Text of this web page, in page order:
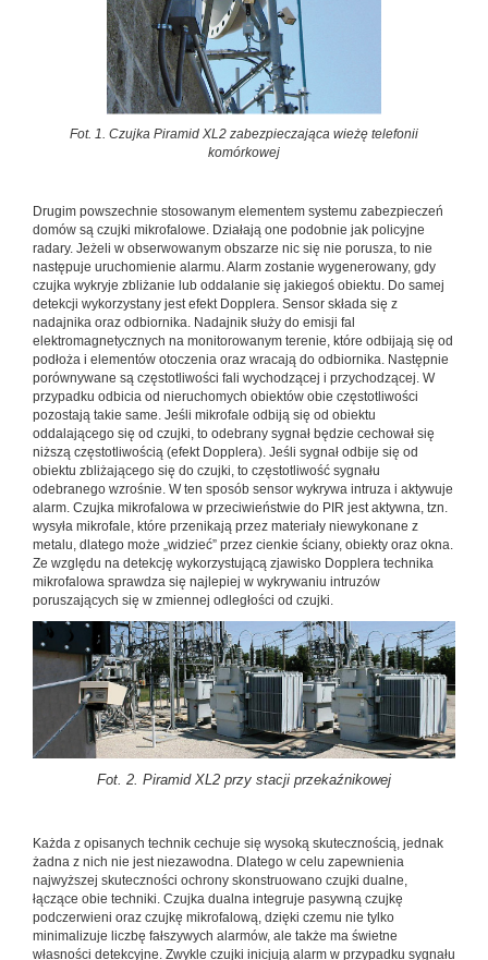
Fot. 1. Czujka Piramid XL2 zabezpieczająca wieżę telefonii
komórkowej
Drugim powszechnie stosowanym elementem systemu zabezpieczeń
domów są czujki mikrofalowe. Działają one podobnie jak policyjne
radary. Jeżeli w obserwowanym obszarze nic się nie porusza, to nie
następuje uruchomienie alarmu. Alarm zostanie wygenerowany, gdy
czujka wykryje zbliżanie lub oddalanie się jakiegoś obiektu. Do samej
detekcji wykorzystany jest efekt Dopplera. Sensor składa się z
nadajnika oraz odbiornika. Nadajnik służy do emisji fal
elektromagnetycznych na monitorowanym terenie, które odbijają się od
podłoża i elementów otoczenia oraz wracają do odbiornika. Następnie
porównywane są częstotliwości fali wychodzącej i przychodzącej. W
przypadku odbicia od nieruchomych obiektów obie częstotliwości
pozostają takie same. Jeśli mikrofale odbiją się od obiektu
oddalającego się od czujki, to odebrany sygnał będzie cechował się
niższą częstotliwością (efekt Dopplera). Jeśli sygnał odbije się od
obiektu zbliżającego się do czujki, to częstotliwość sygnału
odebranego wzrośnie. W ten sposób sensor wykrywa intruza i aktywuje
alarm. Czujka mikrofalowa w przeciwieństwie do PIR jest aktywna, tzn.
wysyła mikrofale, które przenikają przez materiały niewykonane z
metalu, dlatego może „widzieć” przez cienkie ściany, obiekty oraz okna.
Ze względu na detekcję wykorzystującą zjawisko Dopplera technika
mikrofalowa sprawdza się najlepiej w wykrywaniu intruzów
poruszających się w zmiennej odległości od czujki.
Fot. 2. Piramid XL2 przy stacji przekaźnikowej
Każda z opisanych technik cechuje się wysoką skutecznością, jednak
żadna z nich nie jest niezawodna. Dlatego w celu zapewnienia
najwyższej skuteczności ochrony skonstruowano czujki dualne,
łączące obie techniki. Czujka dualna integruje pasywną czujkę
podczerwieni oraz czujkę mikrofalową, dzięki czemu nie tylko
minimalizuje liczbę fałszywych alarmów, ale także ma świetne
własności detekcyjne. Zwykle czujki inicjują alarm w przypadku sygnału